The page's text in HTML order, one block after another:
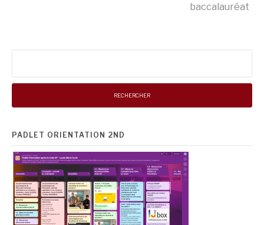
baccalauréat
PADLET ORIENTATION 2ND